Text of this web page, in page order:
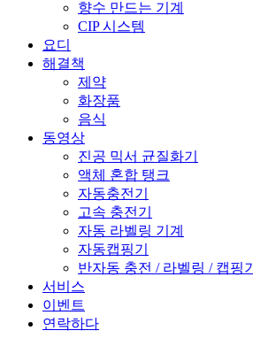
향수 만드는 기계
CIP 시스템
요디
해결책
제약
화장품
음식
동영상
진공 믹서 균질화기
액체 혼합 탱크
자동충전기
고속 충전기
자동 라벨링 기계
자동캡핑기
반자동 충전 / 라벨링 / 캡핑기
서비스
이벤트
연락하다